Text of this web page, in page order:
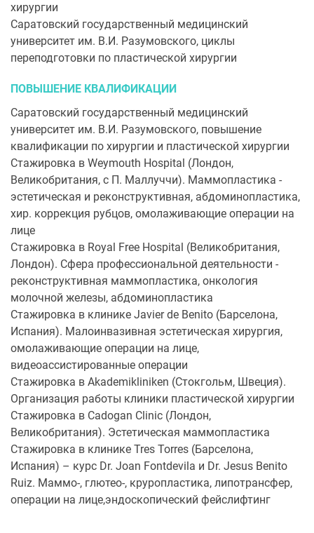
хирургии
Саратовский государственный медицинский
университет им. В.И. Разумовского, циклы
переподготовки по пластической хирургии
ПОВЫШЕНИЕ КВАЛИФИКАЦИИ
Саратовский государственный медицинский
университет им. В.И. Разумовского, повышение
квалификации по хирургии и пластической хирургии
Стажировка в Weymouth Hospital (Лондон,
Великобритания, с П. Маллуччи). Маммопластика -
эстетическая и реконструктивная, абдоминопластика,
хир. коррекция рубцов, омолаживающие операции на
лице
Стажировка в Royal Free Hospital (Великобритания,
Лондон). Сфера профессиональной деятельности -
реконструктивная маммопластика, онкология
молочной железы, абдоминопластика
Стажировка в клинике Javier de Benito (Барселона,
Испания). Малоинвазивная эстетическая хирургия,
омолаживающие операции на лице,
видеоассистированные операции
Стажировка в Akademikliniken (Стокгольм, Швеция).
Организация работы клиники пластической хирургии
Стажировка в Cadogan Clinic (Лондон,
Великобритания). Эстетическая маммопластика
Стажировка в клинике Tres Torres (Барселона,
Испания) – курс Dr. Joan Fontdevila и Dr. Jesus Benito
Ruiz. Маммо-, глютео-, круропластика, липотрансфер,
операции на лице,эндоскопический фейслифтинг